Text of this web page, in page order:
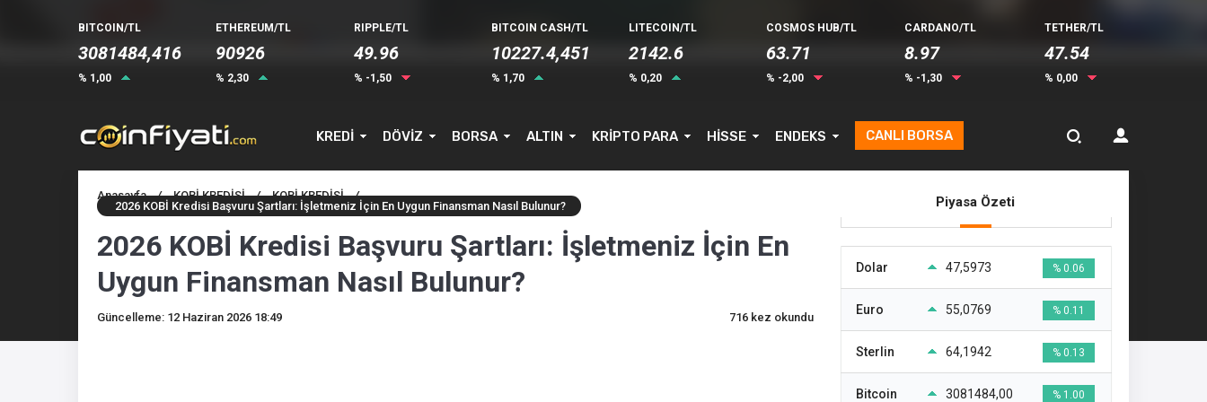
BITCOIN/TL
3081484,416
% 1,00
ETHEREUM/TL
90926
% 2,30
RIPPLE/TL
49.96
% -1,50
BITCOIN CASH/TL
10227.4,451
% 1,70
LITECOIN/TL
2142.6
% 0,20
COSMOS HUB/TL
63.71
% -2,00
CARDANO/TL
8.97
% -1,30
TETHER/TL
47.54
% 0,00
KREDİ DÖVİZ BORSA ALTIN KRİPTO PARA HİSSE ENDEKS CANLI BORSA
Anasayfa / KOBİ KREDİSİ / KOBİ KREDİSİ
/
2026 KOBİ Kredisi Başvuru Şartları: İşletmeniz İçin En Uygun Finansman Nasıl Bulunur?
2026 KOBİ Kredisi Başvuru Şartları: İşletmeniz İçin En
Uygun Finansman Nasıl Bulunur?
Güncelleme: 12 Haziran 2026 18:49 716 kez okundu
Piyasa Özeti
Dolar 47,5973 % 0.06
Euro 55,0769 % 0.11
Sterlin 64,1942 % 0.13
Bitcoin 3081484,00 % 1.00